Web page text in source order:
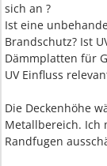
sich an ?
Ist eine
Brandschutz? Ist
Dämmplatten für
UV Einfluss
Die Deckenhöhe
Metallbereich. Ich
Randfugen